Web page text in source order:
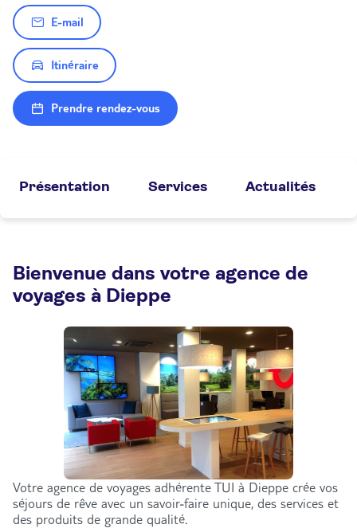
E-mail
Itinéraire
Prendre rendez-vous
Présentation Services Actualités
Bienvenue dans votre agence de
voyages à Dieppe
Votre agence de voyages adhérente TUI à Dieppe crée vos
séjours de rêve avec un savoir-faire unique, des services et
des produits de grande qualité.